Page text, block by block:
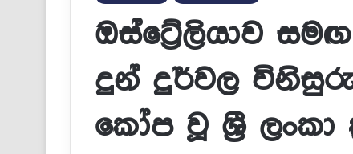
ඔස්ට්‍රේලියාව
දුන් දුර්වල
කෝප වූ ශ්‍රී